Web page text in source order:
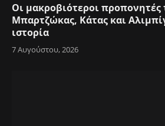
Οι μακροβιότεροι προπονητές
Μπαρτζώκας, Κάτας και
ιστορία
7 Αυγούστου, 2026